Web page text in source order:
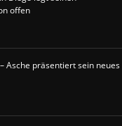
offen
Asche präsentiert sein neues